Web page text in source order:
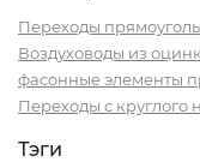
Переходы
Воздуховоды из
фасонные элементы
Переходы с круглого
Тэги